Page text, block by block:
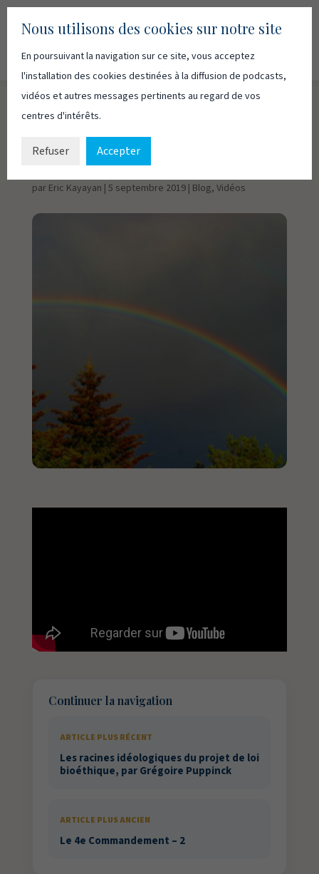
Le 3e Commandement
– 3
par Eric Kayayan | 5 septembre 2019| Blog, Vidéos
Continuer la navigation
ARTICLE PLUS RÉCENT
Les racines idéologiques du projet de loi
bioéthique, par Grégoire Puppinck
ARTICLE PLUS ANCIEN
Le 4e Commandement – 2
Nous utilisons des cookies sur notre site
En poursuivant la navigation sur ce site, vous acceptez
l'installation des cookies destinées à la diffusion de podcasts,
vidéos et autres messages pertinents au regard de vos
centres d'intérêts.
Refuser Accepter